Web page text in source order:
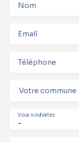
Nom
Email
Téléphone
Votre commune
-
Vous souhaitez